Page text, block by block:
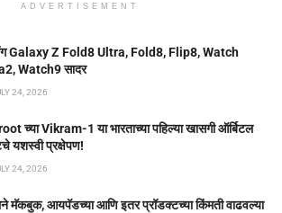
ADVERTISEMENT
Galaxy Z Fold8 Ultra, Fold8, Flip8, Watch
Watch9 सादर
24, 2026
च्या Vikram-1 या भारताच्या पहिल्या खासगी ऑर्बिटल
यशस्वी प्रक्षेपण!
24, 2026
मॅकबुक, आयपॅडच्या आणि इतर प्रॉडक्टच्या किंमती वाढवल्या